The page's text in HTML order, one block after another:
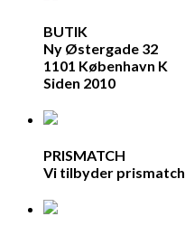
BUTIK
Ny Østergade 32
1101 København K
Siden 2010
PRISMATCH
Vi tilbyder prismatch